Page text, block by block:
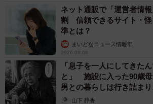
「ももは塩対応でスルーしていました（
散歩中のわんちゃんの姿に反応して一
ーーここの「止まれ」は、安全確認のた
いつもお散歩で一時停止される場所だ
ゃんはそれを学習しているのでしょうか
ネット通販で「運営者情
割 信頼できるサイト・怪
準とは？
まいどなニュース情報部
2026.08.08
「息子を一人にしてきた
と」 施設に入った90歳
男との暮らしは行き詰ま
から】山下 静香